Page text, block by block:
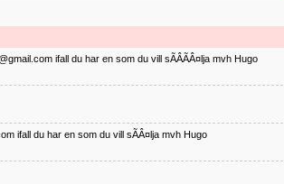
ifall du har en som du vill sÃÂÃÂ¤lja mvh Hugo
ifall du har en som du vill sÃÂ¤lja mvh Hugo